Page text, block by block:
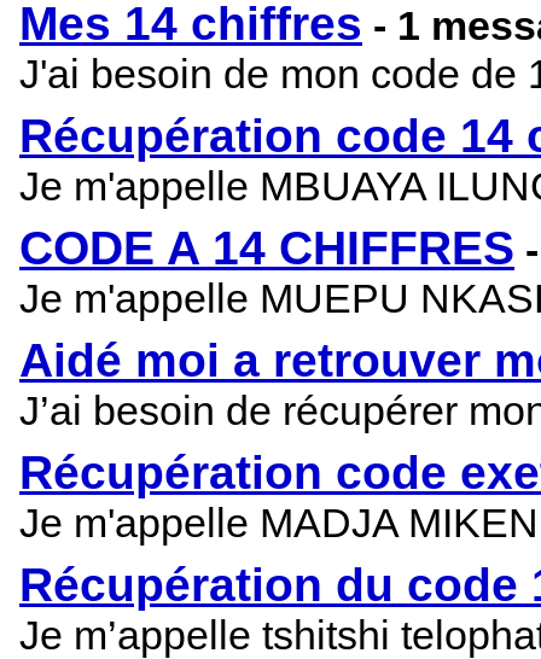
Mes 14 chiffres - 1
J'ai besoin de mon code de
Récupération code 14
Je m'appelle MBUAYA
CODE A 14 CHIFFRES
Je m'appelle MUEPU
Aidé moi a retrouver
J’ai besoin de récupérer
Récupération code
Je m'appelle MADJA
Récupération du code
Je m’appelle tshitshi